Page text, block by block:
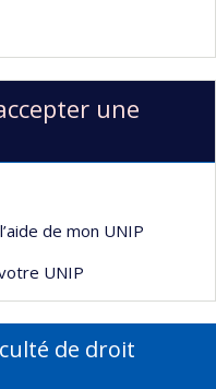
une
de mon UNIP
UNIP
de droit